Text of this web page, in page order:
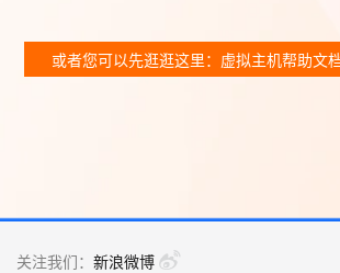
或者您可以先逛逛这里：虚拟主机帮助文